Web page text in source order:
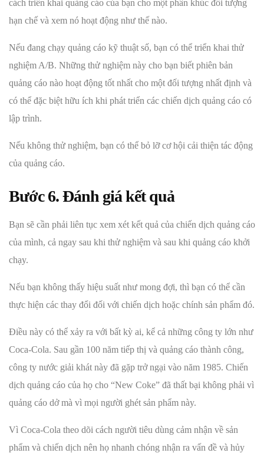
cách triển khai quảng cáo của bạn cho một phân khúc đối tượng
hạn chế và xem nó hoạt động như thế nào.
Nếu đang chạy quảng cáo kỹ thuật số, bạn có thể triển khai thử
nghiệm A/B. Những thử nghiệm này cho bạn biết phiên bản
quảng cáo nào hoạt động tốt nhất cho một đối tượng nhất định và
có thể đặc biệt hữu ích khi phát triển các chiến dịch quảng cáo có
lập trình.
Nếu không thử nghiệm, bạn có thể bỏ lỡ cơ hội cải thiện tác động
của quảng cáo.
Bước 6. Đánh giá kết quả
Bạn sẽ cần phải liên tục xem xét kết quả của chiến dịch quảng cáo
của mình, cả ngay sau khi thử nghiệm và sau khi quảng cáo khởi
chạy.
Nếu bạn không thấy hiệu suất như mong đợi, thì bạn có thể cần
thực hiện các thay đổi đối với chiến dịch hoặc chính sản phẩm đó.
Điều này có thể xảy ra với bất kỳ ai, kể cả những công ty lớn như
Coca-Cola. Sau gần 100 năm tiếp thị và quảng cáo thành công,
công ty nước giải khát này đã gặp trở ngại vào năm 1985. Chiến
dịch quảng cáo của họ cho “New Coke” đã thất bại không phải vì
quảng cáo dở mà vì mọi người ghét sản phẩm này.
Vì Coca-Cola theo dõi cách người tiêu dùng cảm nhận về sản
phẩm và chiến dịch nên họ nhanh chóng nhận ra vấn đề và hủy